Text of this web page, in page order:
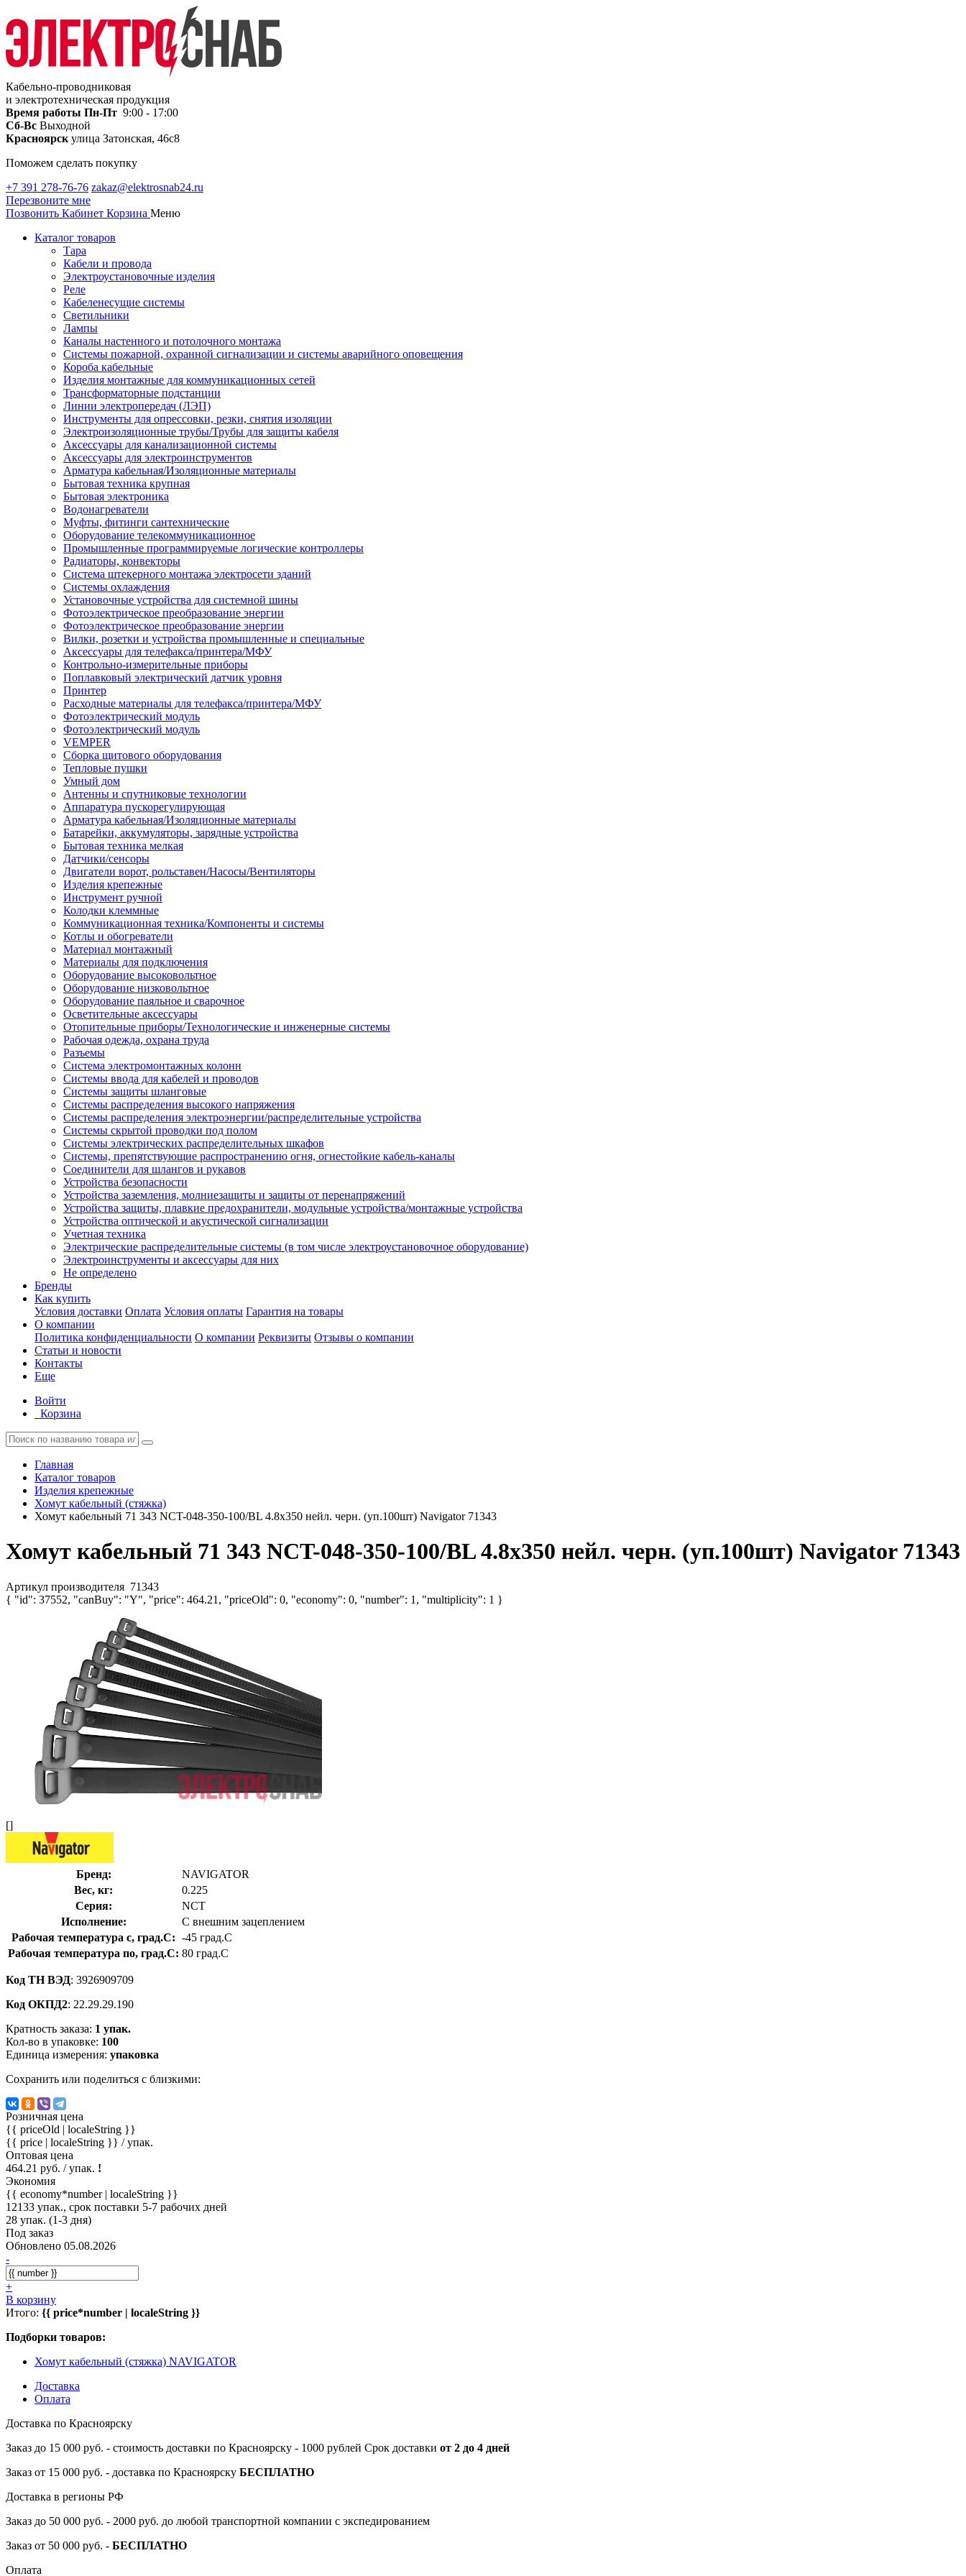
Кабельно-проводниковая
и электротехническая продукция
Время работы Пн-Пт 9:00 - 17:00
Сб-Вс Выходной
Красноярск улица Затонская, 46с8
Поможем сделать покупку
+7 391 278-76-76 zakaz@elektrosnab24.ru
Перезвоните мне
Позвонить Кабинет Корзина Меню
Каталог товаров
Тара
Кабели и провода
Электроустановочные изделия
Реле
Кабеленесущие системы
Светильники
Лампы
Каналы настенного и потолочного монтажа
Системы пожарной, охранной сигнализации и системы аварийного оповещения
Короба кабельные
Изделия монтажные для коммуникационных сетей
Трансформаторные подстанции
Линии электропередач (ЛЭП)
Инструменты для опрессовки, резки, снятия изоляции
Электроизоляционные трубы/Трубы для защиты кабеля
Аксессуары для канализационной системы
Аксессуары для электроинструментов
Арматура кабельная/Изоляционные материалы
Бытовая техника крупная
Бытовая электроника
Водонагреватели
Муфты, фитинги сантехнические
Оборудование телекоммуникационное
Промышленные программируемые логические контроллеры
Радиаторы, конвекторы
Система штекерного монтажа электросети зданий
Системы охлаждения
Установочные устройства для системной шины
Фотоэлектрическое преобразование энергии
Фотоэлектрическое преобразование энергии
Вилки, розетки и устройства промышленные и специальные
Аксессуары для телефакса/принтера/МФУ
Контрольно-измерительные приборы
Поплавковый электрический датчик уровня
Принтер
Расходные материалы для телефакса/принтера/МФУ
Фотоэлектрический модуль
Фотоэлектрический модуль
VEMPER
Сборка щитового оборудования
Тепловые пушки
Умный дом
Антенны и спутниковые технологии
Аппаратура пускорегулирующая
Арматура кабельная/Изоляционные материалы
Батарейки, аккумуляторы, зарядные устройства
Бытовая техника мелкая
Датчики/сенсоры
Двигатели ворот, рольставен/Насосы/Вентиляторы
Изделия крепежные
Инструмент ручной
Колодки клеммные
Коммуникационная техника/Компоненты и системы
Котлы и обогреватели
Материал монтажный
Материалы для подключения
Оборудование высоковольтное
Оборудование низковольтное
Оборудование паяльное и сварочное
Осветительные аксессуары
Отопительные приборы/Технологические и инженерные системы
Рабочая одежда, охрана труда
Разъемы
Система электромонтажных колонн
Системы ввода для кабелей и проводов
Системы защиты шланговые
Системы распределения высокого напряжения
Системы распределения электроэнергии/распределительные устройства
Системы скрытой проводки под полом
Системы электрических распределительных шкафов
Системы, препятствующие распространению огня, огнестойкие кабель-каналы
Соединители для шлангов и рукавов
Устройства безопасности
Устройства заземления, молниезащиты и защиты от перенапряжений
Устройства защиты, плавкие предохранители, модульные устройства/монтажные устройства
Устройства оптической и акустической сигнализации
Учетная техника
Электрические распределительные системы (в том числе электроустановочное оборудование)
Электроинструменты и аксессуары для них
Не определено
Бренды
Как купить
Условия доставки Оплата Условия оплаты Гарантия на товары
О компании
Политика конфиденциальности О компании Реквизиты Отзывы о компании
Статьи и новости
Контакты
Еще
Войти
Корзина
Главная
Каталог товаров
Изделия крепежные
Хомут кабельный (стяжка)
Хомут кабельный 71 343 NCT-048-350-100/BL 4.8х350 нейл. черн. (уп.100шт) Navigator 71343
Хомут кабельный 71 343 NCT-048-350-100/BL 4.8х350 нейл. черн. (уп.100шт) Navigator 71343
Артикул производителя 71343
{ "id": 37552, "canBuy": "Y", "price": 464.21, "priceOld": 0, "economy": 0, "number": 1, "multiplicity": 1 }
[]
Бренд:
NAVIGATOR
Вес, кг:
0.225
Серия:
NCT
Исполнение:
С внешним зацеплением
Рабочая температура с, град.C: -45 град.C
Рабочая температура по, град.C: 80 град.C
Код ТН ВЭД: 3926909709
Код ОКПД2: 22.29.29.190
Кратность заказа: 1 упак.
Кол-во в упаковке: 100
Единица измерения: упаковка
Сохранить или поделиться с близкими:
Розничная цена
{{ priceOld | localeString }}
{{ price | localeString }} / упак.
Оптовая цена
464.21 руб. / упак. !
Экономия
{{ economy*number | localeString }}
12133 упак., срок поставки 5-7 рабочих дней
28 упак. (1-3 дня)
Под заказ
Обновлено 05.08.2026
-
+
В корзину
Итого: {{ price*number | localeString }}
Подборки товаров:
Хомут кабельный (стяжка) NAVIGATOR
Доставка
Оплата
Доставка по Красноярску
Заказ до 15 000 руб. - стоимость доставки по Красноярску - 1000 рублей Срок доставки от 2 до 4 дней
Заказ от 15 000 руб. - доставка по Красноярску БЕСПЛАТНО
Доставка в регионы РФ
Заказ до 50 000 руб. - 2000 руб. до любой транспортной компании с экспедированием
Заказ от 50 000 руб. - БЕСПЛАТНО
Оплата